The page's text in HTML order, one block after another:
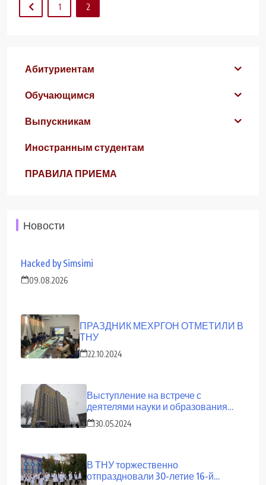
1 2
Абитуриентам
Обучающимся
Выпускникам
Иностранным студентам
ПРАВИЛА ПРИЕМА
Новости
Hacked by Simsimi
09.08.2026
ПРАЗДНИК МЕХРГОН ОТМЕТИЛИ В
ТНУ
22.10.2024
Выступление на встрече с
деятелями науки и образования
страны
30.05.2024
В ТНУ торжественно
отпраздновали 30-летие 16-й